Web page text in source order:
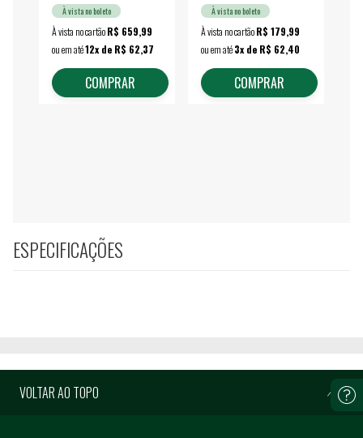
À vista no boleto
À vista no cartãoR$ 659,99
ou em até12x de R$ 62,37
COMPRAR
À vista no boleto
À vista no cartãoR$ 179,99
ou em até3x de R$ 62,40
COMPRAR
ESPECIFICAÇÕES
VOLTAR AO TOPO